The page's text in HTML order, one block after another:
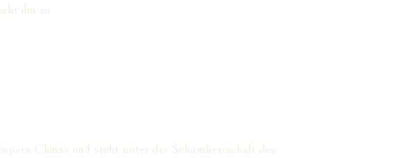
ihn zu
Chinas und steht unter der Schirmherrschaft des